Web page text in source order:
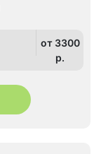
от 3300
p.